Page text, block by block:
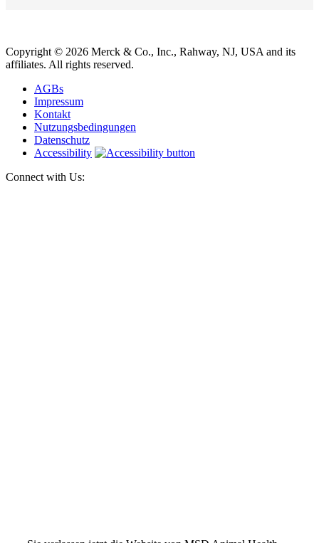
Copyright © 2026 Merck & Co., Inc., Rahway, NJ, USA and its
affiliates. All rights reserved.
AGBs
Impressum
Kontakt
Nutzungsbedingungen
Datenschutz
Accessibility
Connect with Us: